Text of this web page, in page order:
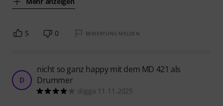
5 0 BEWERTUNG MELDEN
D
nicht so ganz happy mit dem MD 421 als
Drummer
digga 11.11.2025